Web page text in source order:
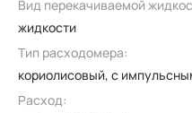
Вид перекачиваемой
жидкости
Тип расходомера:
кориолисовый, с
Расход: